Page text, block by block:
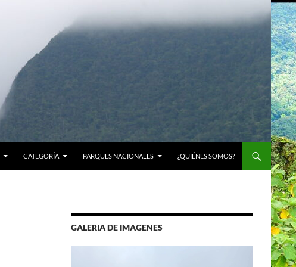
CATEGORÍA PARQUES NACIONALES ¿QUIÉNES SOMOS?
GALERIA DE IMAGENES